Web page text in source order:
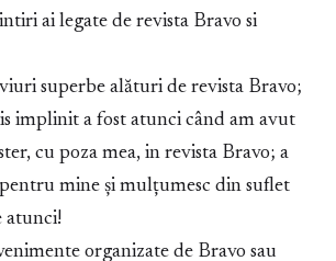
ai legate de revista Bravo si
superbe alături de revista Bravo;
implinit a fost atunci când am avut
cu poza mea, in revista Bravo; a
mine și mulțumesc din suflet
atunci!
organizate de Bravo sau